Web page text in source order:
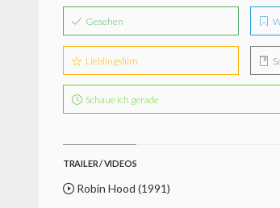
Gesehen
Lieblingsfilm
Schaue ich gerade
TRAILER / VIDEOS
Robin Hood (1991)